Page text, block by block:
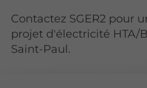
Contactez SGER2 pour
projet d'électricité HTA/
Saint-Paul.